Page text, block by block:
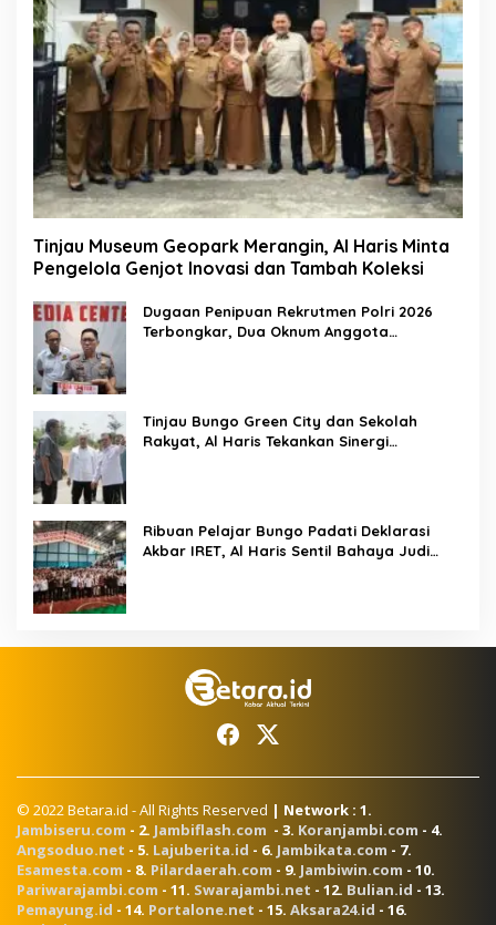
Tinjau Museum Geopark Merangin, Al Haris Minta
Pengelola Genjot Inovasi dan Tambah Koleksi
Dugaan Penipuan Rekrutmen Polri 2026
Terbongkar, Dua Oknum Anggota
Tinjau Bungo Green City dan Sekolah
Rakyat, Al Haris Tekankan Sinergi
Ribuan Pelajar Bungo Padati Deklarasi
Akbar IRET, Al Haris Sentil Bahaya Judi
© 2022 Betara.id - All Rights Reserved | Network : 1.
Jambiseru.com - 2. Jambiflash.com - 3. Koranjambi.com - 4.
Angsoduo.net - 5. Lajuberita.id - 6. Jambikata.com - 7.
Esamesta.com - 8. Pilardaerah.com - 9. Jambiwin.com - 10.
Pariwarajambi.com - 11. Swarajambi.net - 12. Bulian.id - 13.
Pemayung.id - 14. Portalone.net - 15. Aksara24.id - 16.